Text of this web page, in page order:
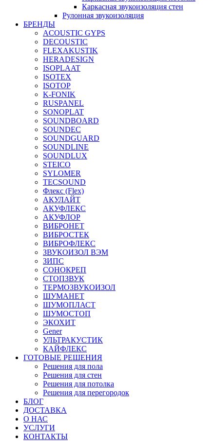
Каркасная звукоизоляция стен
Рулонная звукоизоляция
БРЕНДЫ
ACOUSTIC GYPS
DECOUSTIC
FLEXAKUSTIK
HERADESIGN
ISOPLAAT
ISOTEX
ISOTOP
K-FONIK
RUSPANEL
SONOPLAT
SOUNDBOARD
SOUNDEC
SOUNDGUARD
SOUNDLINE
SOUNDLUX
STEICO
SYLOMER
TECSOUND
Флекс (Flex)
АКУЛАЙТ
АКУФЛЕКС
АКУФЛОР
ВИБРОНЕТ
ВИБРОСТЕК
ВИБРОФЛЕКС
ЗВУКОИЗОЛ ВЭМ
ЗИПС
СОНОКРЕП
СТОПЗВУК
ТЕРМОЗВУКОИЗОЛ
ШУМАНЕТ
ШУМОПЛАСТ
ШУМОСТОП
ЭКОХИТ
Gener
УЛЬТРАКУСТИК
КАЙФЛЕКС
ГОТОВЫЕ РЕШЕНИЯ
Решения для пола
Решения для стен
Решения для потолка
Решения для перегородок
БЛОГ
ДОСТАВКА
О НАС
УСЛУГИ
КОНТАКТЫ